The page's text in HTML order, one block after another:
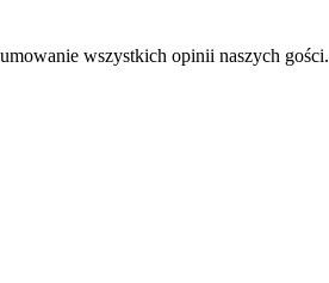
wszystkich opinii naszych gości.